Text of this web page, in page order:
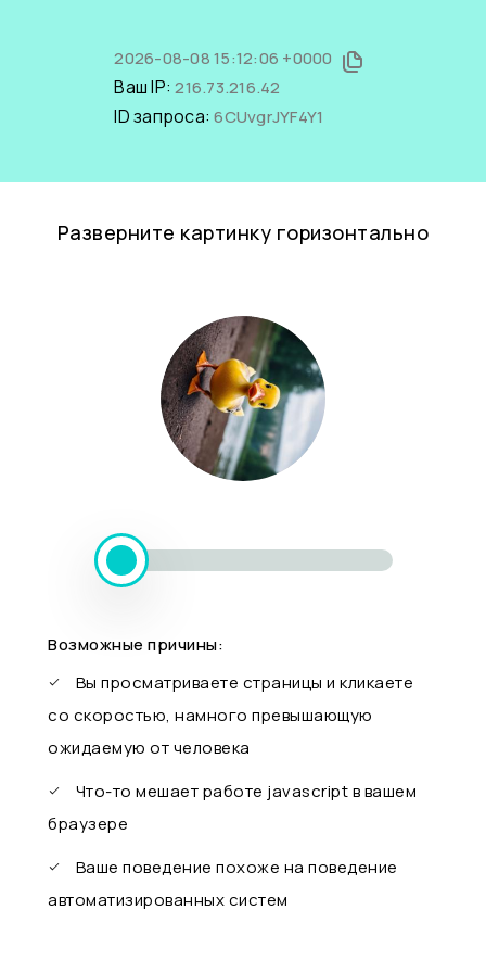
2026-08-08 15:12:06 +0000
Ваш IP:216.73.216.42
ID запроса:6CUvgrJYF4Y1
Разверните картинку горизонтально
Возможные причины:
Вы просматриваете страницы и кликаете
со скоростью, намного превышающую
ожидаемую от человека
Что-то мешает работе javascript в вашем
браузере
Ваше поведение похоже на поведение
автоматизированных систем